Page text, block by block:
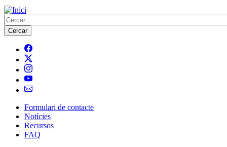
Cerca
Navegació
principal
Formulari de contacte
Notícies
Recursos
FAQ